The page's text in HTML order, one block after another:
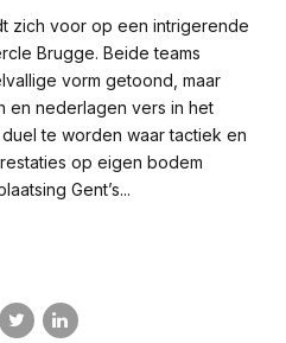
zich voor op een intrigerende
Brugge. Beide teams
vorm getoond, maar
en nederlagen vers in het
te worden waar tactiek en
op eigen bodem
Gent’s...